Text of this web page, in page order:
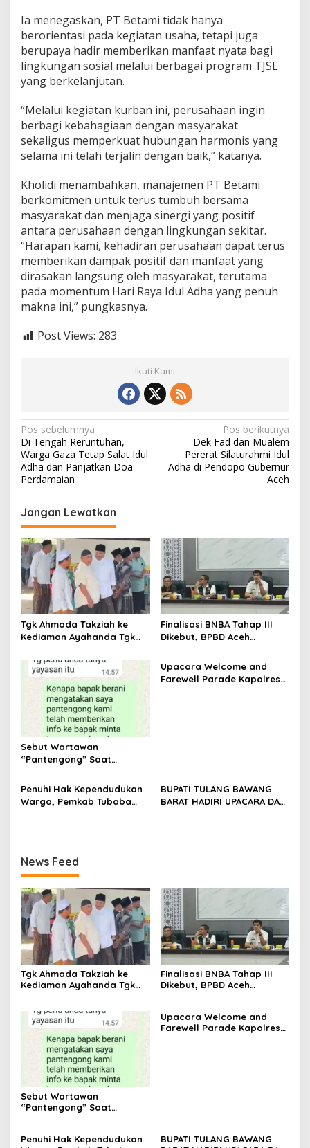
K
u
r
b
a
Ia menegaskan, PT Betami tidak hanya
berorientasi pada kegiatan usaha, tetapi juga
berupaya hadir memberikan manfaat nyata bagi
lingkungan sosial melalui berbagai program TJSL
yang berkelanjutan.
“Melalui kegiatan kurban ini, perusahaan ingin
berbagi kebahagiaan dengan masyarakat
sekaligus memperkuat hubungan harmonis yang
selama ini telah terjalin dengan baik,” katanya.
Kholidi menambahkan, manajemen PT Betami
berkomitmen untuk terus tumbuh bersama
masyarakat dan menjaga sinergi yang positif
antara perusahaan dengan lingkungan sekitar.
“Harapan kami, kehadiran perusahaan dapat terus
memberikan dampak positif dan manfaat yang
dirasakan langsung oleh masyarakat, terutama
pada momentum Hari Raya Idul Adha yang penuh
makna ini,” pungkasnya.
Post Views: 283
Ikuti Kami
N
a
v
i
g
a
s
i
p
o
s
Pos sebelumnya
Di Tengah Reruntuhan,
Warga Gaza Tetap Salat Idul
Adha dan Panjatkan Doa
Perdamaian
Pos berikutnya
Dek Fad dan Mualem
Pererat Silaturahmi Idul
Adha di Pendopo Gubernur
Aceh
Jangan Lewatkan
Tgk Ahmada Takziah ke
Kediaman Ayahanda Tgk
Finalisasi BNBA Tahap III
Dikebut, BPBD Aceh
Penghulu untuk Vervali
Stimulan Rumah
Sebut Wartawan
“Pantengong” Saat
Diduga Langgar Hukum &
Etika, DPR‑Provinsi,
Gubernur dan PLLDA
Upacara Welcome and
Farewell Parade Kapolres
Penuhi Hak Kependudukan
Warga, Pemkab Tubaba
BUPATI TULANG BAWANG
BARAT HADIRI UPACARA DAN
News Feed
Tgk Ahmada Takziah ke
Kediaman Ayahanda Tgk
Finalisasi BNBA Tahap III
Dikebut, BPBD Aceh
Stimulan Rumah
Sebut Wartawan
“Pantengong” Saat
Etika, DPR‑Provinsi,
Upacara Welcome and
Farewell Parade Kapolres
Penuhi Hak Kependudukan
BUPATI TULANG BAWANG